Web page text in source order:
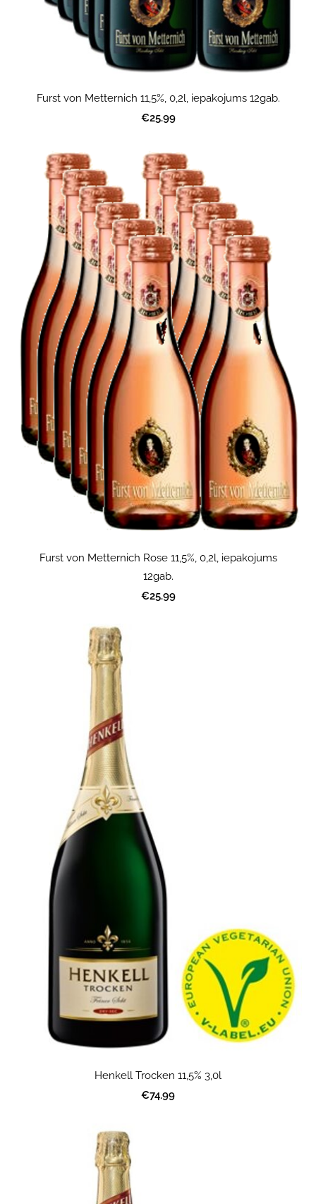
Furst von Metternich 11,5%, 0,2l, iepakojums 12gab.
€25.99
Furst von Metternich Rose 11,5%, 0,2l, iepakojums
12gab.
€25.99
Henkell Trocken 11,5% 3,0l
€74.99